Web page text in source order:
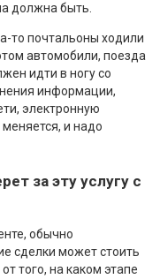
должна быть.
то почтальоны ходили
автомобили, поезда
идти в ногу со
информации,
электронную
и надо
за эту услугу с
обычно
сделки может стоить
того, на каком этапе